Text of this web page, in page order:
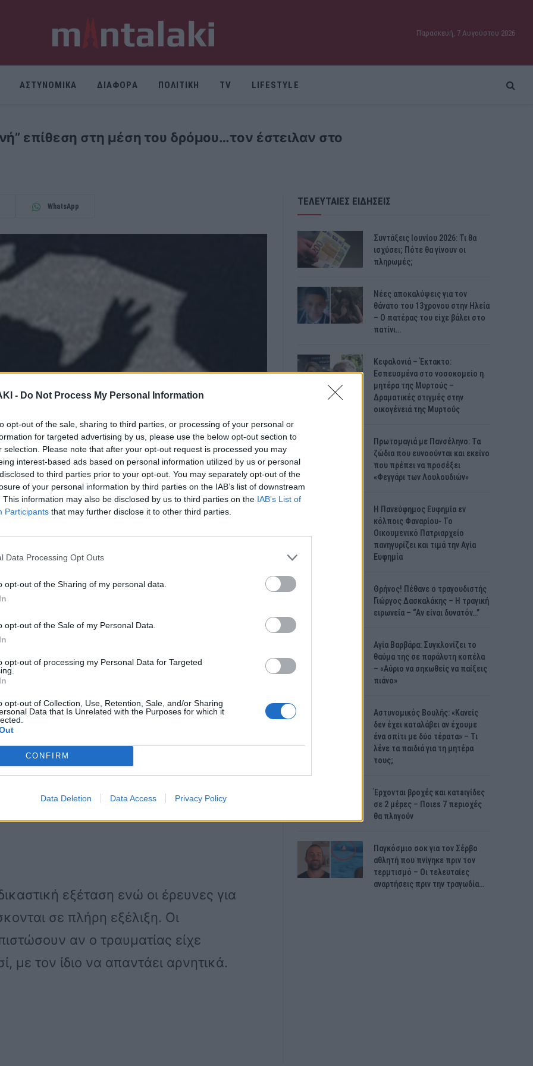
- Do Not Process My Personal Information
opt-out of the sale, sharing to third parties, or processing of your personal or
for targeted advertising by us, please use the below opt-out section to
selection. Please note that after your opt-out request is processed you may
interest-based ads based on personal information utilized by us or personal
to third parties prior to your opt-out. You may separately opt-out of the
of your personal information by third parties on the IAB’s list of downstream
This information may also be disclosed by us to third parties on the IAB’s List of
Participants that may further disclose it to other third parties.
Data Processing Opt Outs
opt-out of the Sharing of my personal data.
opt-out of the Sale of my Personal Data.
opt-out of processing my Personal Data for Targeted
opt-out of Collection, Use, Retention, Sale, and/or Sharing
Data that Is Unrelated with the Purposes for which it
CONFIRM
Data Deletion Data Access Privacy Policy
Παρασκευή, 7 Αυγούστου 2026
ΑΣΤΥΝΟΜΙΚΑ ΔΙΑΦΟΡΑ ΠΟΛΙΤΙΚΗ TV LIFESTYLE
επίθεση στη μέση του δρόμου…τον έστειλαν στο
WhatsApp
αστυνομικών μετά την καταγγελία
που μεταφέρθηκε
βρίσκει σε δωμάτιο νοσηλείας,
να μην εμπνέει ανησυχία. Όπως
τον άντρα ούτε τη γυναίκα που
σπίτι τον ακινητοποίησαν και
κεφάλι. Η Λέσβος περιμένει να
τη «σκοτεινή» επίθεση.
στο νοσοκομείο του νησιού.
μάρτυρες σε δρόμο της
Ο νεαρός παρά τα χτυπήματα
εξέταση ενώ οι έρευνες για
σε πλήρη εξέλιξη. Οι
αν ο τραυματίας είχε
με τον ίδιο να απαντάει αρνητικά.
ΤΕΛΕΥΤΑΙΕΣ ΕΙΔΗΣΕΙΣ
Συντάξεις Ιουνίου 2026: Τι θα
ισχύσει; Πότε θα γίνουν οι
πληρωμές;
Νέες αποκαλύψεις για τον
θάνατο του 13χρονου στην Ηλεία
– Ο πατέρας του είχε βάλει στο
πατίνι…
Κεφαλονιά – Έκτακτο:
Εσπευσμένα στο νοσοκομείο η
μητέρα της Μυρτούς –
Δραματικές στιγμές στην
οικογένειά της Μυρτούς
Πρωτομαγιά με Πανσέληνο: Τα
ζώδια που ευνοούνται και εκείνο
που πρέπει να προσέξει
«Φεγγάρι των Λουλουδιών»
H Πανεύφημος Ευφημία εν
κόλποις Φαναρίου- Το
Οικουμενικό Πατριαρχείο
πανηγυρίζει και τιμά την Αγία
Ευφημία
Θρήνος! Πέθανε ο τραγουδιστής
Γιώργος Δασκαλάκης – Η τραγική
ειρωνεία – “Αν είναι δυνατόν…”
Αγία Βαρβάρα: Συγκλονίζει το
θαύμα της σε παράλυτη κοπέλα
– «Αύριο να σηκωθείς να παίξεις
πιάνο»
Αστυνομικός Bουλής: «Κανείς
δεν έχει καταλάβει αν έχουμε
ένα σπίτι με δύο τέρατα» – Τι
λένε τα παιδιά για τη μητέρα
τους;
Έρχονται βροχές και κατaιγίδες
σε 2 μέpες – Ποιεs 7 πεpιοχές
θα πλnγούν
Παγκόσμιο σοκ για τον Σέρβο
αθλητή που πνίγηκε πριν τον
τερμτισμό – Οι τελευταίες
αναρτήσεις πριν την τραγωδία…